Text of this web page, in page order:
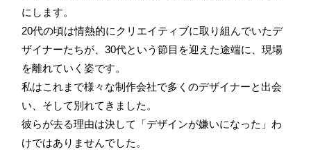
にします。
20代の頃は情熱的にクリエイティブに取り組んでいたデ
ザイナーたちが、30代という節目を迎えた途端に、現場
を離れていく姿です。
私はこれまで様々な制作会社で多くのデザイナーと出会
い、そして別れてきました。
彼らが去る理由は決して「デザインが嫌いになった」わ
けではありませんでした。